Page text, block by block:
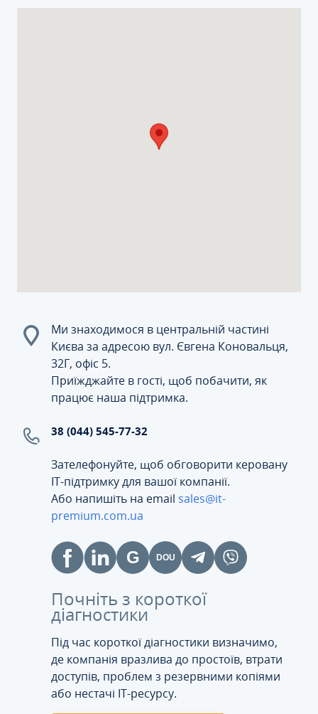
Ми знаходимося в центральній частині
Києва за адресою вул. Євгена Коновальця,
32Г, офіс 5.
Приїжджайте в гості, щоб побачити, як
працює наша підтримка.
38 (044) 545-77-32
Зателефонуйте, щоб обговорити керовану
ІТ-підтримку для вашої компанії.
Або напишіть на email sales@it-
premium.com.ua
Почніть з короткої
діагностики
Під час короткої діагностики визначимо,
де компанія вразлива до простоїв, втрати
доступів, проблем з резервними копіями
або нестачі IT-ресурсу.